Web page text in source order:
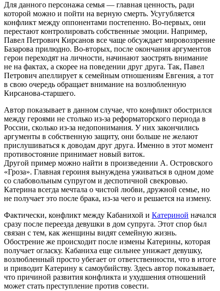
Для данного персонажа семья — главная ценность, ради
которой можно и пойти на верную смерть. Усугубляется
конфликт между оппонентами постепенно. Во-первых, они
перестают контролировать собственные эмоции. Например,
Павел Петрович Кирсанов все чаще обсуждает мировоззрение
Базарова прилюдно. Во-вторых, после окончания аргументов
герои переходят на личности, начинают заострять внимание
не на фактах, а скорее на поведении друг друга. Так, Павел
Петрович апеллирует к семейным отношениям Евгения, а тот
в свою очередь обращает внимание на возлюбленную
Кирсанова-старшего.
Автор показывает в данном случае, что конфликт обострился
между героями не столько из-за реформаторского периода в
России, сколько из-за недопонимания. У них закончились
аргументы в собственную защиту, они больше не желают
прислушиваться к доводам друг друга. Именно в этот момент
противостояние принимает новый виток.
Другой пример можно найти в произведении А. Островского
«Гроза». Главная героиня вынуждена уживаться в одном доме
со слабовольным супругом и деспотичной свекровью.
Катерина всегда мечтала о чистой любви, дружной семье, но
не получает это после брака, из-за чего и решается на измену.
Фактически, конфликт между Кабанихой и Катериной начался
сразу после переезда девушки в дом супруга. Этот спор был
связан с тем, как женщины видят семейную жизнь.
Обострение же происходит после измены Катерины, которая
получает огласку. Кабаниха еще сильнее унижает девушку,
возлюбленный просто убегает от ответственности, что в итоге
и приводит Катерину к самоубийству. Здесь автор показывает,
что причиной развития конфликта и ухудшения отношений
может стать преступление против совести.